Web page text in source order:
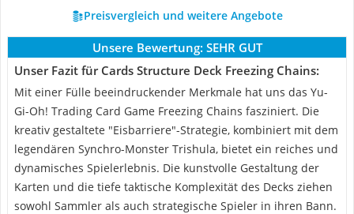
Preisvergleich und weitere Angebote
Unsere Bewertung: SEHR GUT
Unser Fazit für Cards Structure Deck Freezing Chains:
Mit einer Fülle beeindruckender Merkmale hat uns das Yu-
Gi-Oh! Trading Card Game Freezing Chains fasziniert. Die
kreativ gestaltete "Eisbarriere"-Strategie, kombiniert mit dem
legendären Synchro-Monster Trishula, bietet ein reiches und
dynamisches Spielerlebnis. Die kunstvolle Gestaltung der
Karten und die tiefe taktische Komplexität des Decks ziehen
sowohl Sammler als auch strategische Spieler in ihren Bann.